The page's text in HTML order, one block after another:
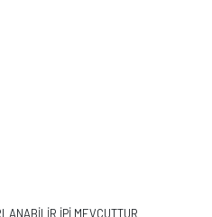
İPİ MEVCUTTUR